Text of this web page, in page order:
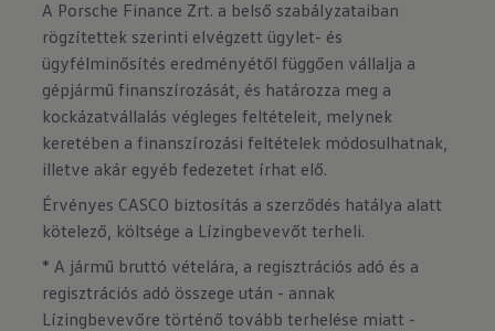
A Porsche Finance Zrt. a belső szabályzataiban
rögzítettek szerinti elvégzett ügylet- és
ügyfélminősítés eredményétől függően vállalja a
gépjármű finanszírozását, és határozza meg a
kockázatvállalás végleges feltételeit, melynek
keretében a finanszírozási feltételek módosulhatnak,
illetve akár egyéb fedezetet írhat elő.
Érvényes CASCO biztosítás a szerződés hatálya alatt
kötelező, költsége a Lízingbevevőt terheli.
* A jármű bruttó vételára, a regisztrációs adó és a
regisztrációs adó összege után - annak
Lízingbevevőre történő tovább terhelése miatt -